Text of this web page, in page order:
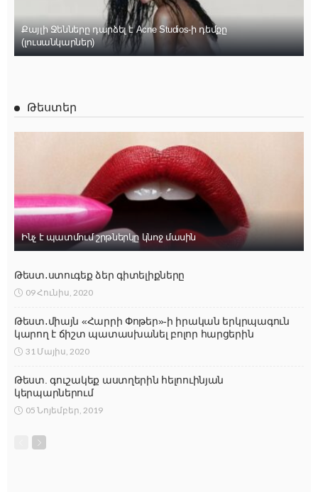
Քայլի Ջենները դարձել է Acne Studios-ի դեմքը
(լուսանկարներ)
Թեստեր
Ինչ է պատմում շրթներկը կնոջ մասին
Թեստ․ստուգեք ձեր գիտելիքները
09 Հունիս, 2020
Թեստ․միայն «Հարրի Փոթեր»-ի իրական երկրպագուն
կարող է ճիշտ պատասխանել բոլոր հարցերին
31 Մայիս, 2020
Թեստ. գուշակեք աստղերին հելոուինյան
կերպարներում
05 Նոյեմբեր, 2019